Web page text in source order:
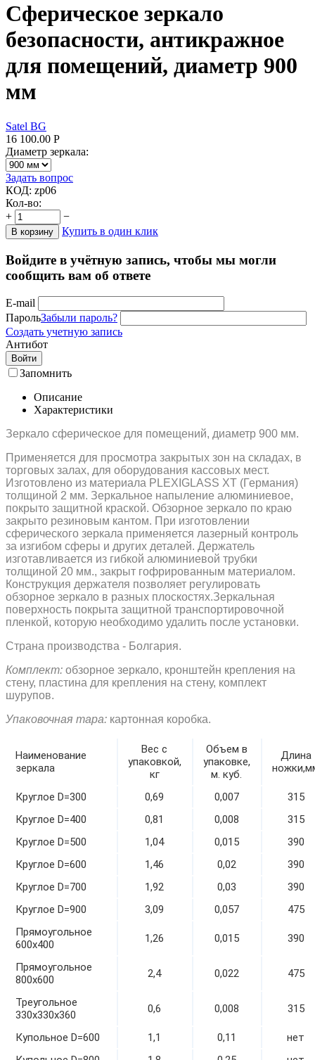
Сферическое зеркало
безопасности, антикражное
для помещений, диаметр 900
мм
Satel BG
16 100.00 Р
Диаметр зеркала:
Задать вопрос
КОД: zp06
Кол-во:
+
−
В корзину Купить в один клик
Войдите в учётную запись, чтобы мы могли
сообщить вам об ответе
E-mail
ПарольЗабыли пароль?
Создать учетную запись
Антибот
Войти
Запомнить
Описание
Характеристики
Зеркало сферическое для помещений, диаметр 900 мм.
Применяется для просмотра закрытых зон на складах, в
торговых залах, для оборудования кассовых мест.
Изготовлено из материала PLEXIGLASS XT (Германия)
толщиной 2 мм. Зеркальное напыление алюминиевое,
покрыто защитной краской. Обзорное зеркало по краю
закрыто резиновым кантом. При изготовлении
сферического зеркала применяется лазерный контроль
за изгибом сферы и других деталей. Держатель
изготавливается из гибкой алюминиевой трубки
толщиной 20 мм., закрыт гофрированным материалом.
Конструкция держателя позволяет регулировать
обзорное зеркало в разных плоскостях.Зеркальная
поверхность покрыта защитной транспортировочной
пленкой, которую необходимо удалить после установки.
Страна производства - Болгария.
Комплект: обзорное зеркало, кронштейн крепления на
стену, пластина для крепления на стену, комплект
шурупов.
Упаковочная тара: картонная коробка.
Наименование
зеркала
Вес с
упаковкой,
кг
Объем в
упаковке,
м. куб.
Длина
Круглое D=300 0,69 0,007
315
Круглое D=400
0,81 0,008
315
Круглое D=500
1,04 0,015
390
Круглое D=600
1,46 0,02
390
Круглое D=700
1,92 0,03
390
Круглое D=900
3,09 0,057
475
Прямоугольное
600х400
1,26 0,015 390
Прямоугольное
800х600
2,4 0,022 475
Треугольное
330х330х360
0,6 0,008 315
Купольное D=600 1,1 0,11
нет